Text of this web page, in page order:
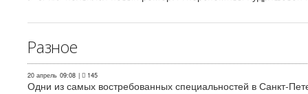
Разное
20 апрель 09:08 | 145
Одни из самых востребованных специальностей в Санкт-